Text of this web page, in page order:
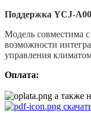
Поддержка YCJ-
Модель совместима
возможности
управления
Оплата:
а также